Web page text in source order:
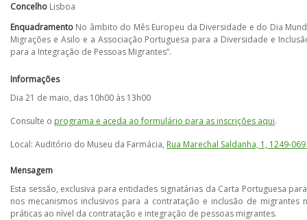
Concelho Lisboa
Enquadramento No âmbito do Mês Europeu da Diversidade e do Dia
Migrações e Asilo e a Associação Portuguesa para a Diversidade e
para a Integração de Pessoas Migrantes”.
Informações
Dia 21 de maio, das 10h00 às 13h00
Consulte o programa e aceda ao formulário para as inscrições aqui.
Local: Auditório do Museu da Farmácia, Rua Marechal Saldanha, 1, 1249-
Mensagem
Esta sessão, exclusiva para entidades signatárias da Carta Portuguesa
nos mecanismos inclusivos para a contratação e inclusão de
práticas ao nível da contratação e integração de pessoas migrantes.